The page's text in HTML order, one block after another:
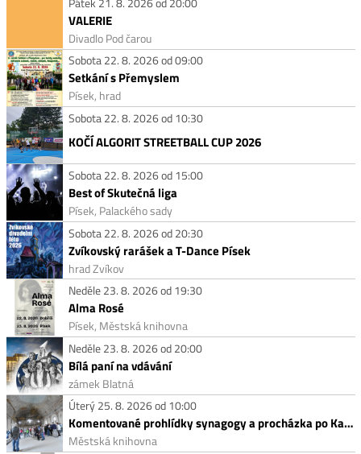
VALERIE
Divadlo Pod čarou
Sobota 22. 8. 2026 od 09:00
Setkání s Přemyslem
Písek, hrad
Sobota 22. 8. 2026 od 10:30
KOČÍ ALGORIT STREETBALL CUP 2026
Sobota 22. 8. 2026 od 15:00
Best of Skutečná liga
Písek, Palackého sady
Sobota 22. 8. 2026 od 20:30
Zvíkovský rarášek a T-Dance Písek
hrad Zvíkov
Neděle 23. 8. 2026 od 19:30
Alma Rosé
Písek, Městská knihovna
Neděle 23. 8. 2026 od 20:00
Bílá paní na vdávání
zámek Blatná
Úterý 25. 8. 2026 od 10:00
Komentované prohlídky synagogy a procházka po Kamenech zmizelých
Městská knihovna